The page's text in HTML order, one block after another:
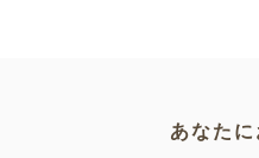
あなた